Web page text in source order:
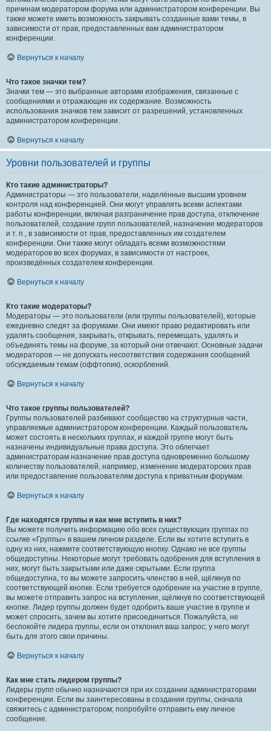
причинам модератором форума или администратором конференции. Вы
также можете иметь возможность закрывать созданные вами темы, в
зависимости от прав, предоставленных вам администратором
конференции.
Вернуться к началу
Что такое значки тем?
Значки тем — это выбранные авторами изображения, связанные с
сообщениями и отражающие их содержание. Возможность
использования значков тем зависит от разрешений, установленных
администратором конференции.
Вернуться к началу
Уровни пользователей и группы
Кто такие администраторы?
Администраторы — это пользователи, наделённые высшим уровнем
контроля над конференцией. Они могут управлять всеми аспектами
работы конференции, включая разграничение прав доступа, отключение
пользователей, создание групп пользователей, назначение модераторов
и т. п., в зависимости от прав, предоставленных им создателем
конференции. Они также могут обладать всеми возможностями
модераторов во всех форумах, в зависимости от настроек,
произведённых создателем конференции.
Вернуться к началу
Кто такие модераторы?
Модераторы — это пользователи (или группы пользователей), которые
ежедневно следят за форумами. Они имеют право редактировать или
удалять сообщения, закрывать, открывать, перемещать, удалять и
объединять темы на форуме, за который они отвечают. Основные задачи
модераторов — не допускать несоответствия содержания сообщений
обсуждаемым темам (оффтопик), оскорблений.
Вернуться к началу
Что такое группы пользователей?
Группы пользователей разбивают сообщество на структурные части,
управляемые администратором конференции. Каждый пользователь
может состоять в нескольких группах, и каждой группе могут быть
назначены индивидуальные права доступа. Это облегчает
администраторам назначение прав доступа одновременно большому
количеству пользователей, например, изменение модераторских прав
или предоставление пользователям доступа к приватным форумам.
Вернуться к началу
Где находятся группы и как мне вступить в них?
Вы можете получить информацию обо всех существующих группах по
ссылке «Группы» в вашем личном разделе. Если вы хотите вступить в
одну из них, нажмите соответствующую кнопку. Однако не все группы
общедоступны. Некоторые могут требовать одобрения для вступления в
них, могут быть закрытыми или даже скрытыми. Если группа
общедоступна, то вы можете запросить членство в ней, щёлкнув по
соответствующей кнопке. Если требуется одобрение на участие в группе,
вы можете отправить запрос на вступление, щёлкнув по соответствующей
кнопке. Лидер группы должен будет одобрить ваше участие в группе и
может спросить, зачем вы хотите присоединиться. Пожалуйста, не
беспокойте лидера группы, если он отклонил ваш запрос; у него могут
быть для этого свои причины.
Вернуться к началу
Как мне стать лидером группы?
Лидеры групп обычно назначаются при их создании администраторами
конференции. Если вы заинтересованы в создании группы, сначала
свяжитесь с администратором; попробуйте отправить ему личное
сообщение.